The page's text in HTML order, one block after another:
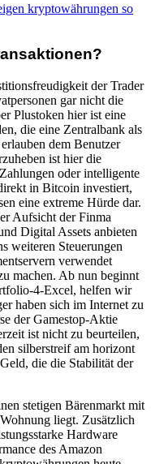
kryptowährungen so
der Trader
gar nicht die
Plustoken hier ist eine
die eine Zentralbank als
dem Benutzer
ist hier die
oder intelligente
in Bitcoin investiert,
eine extreme Hürde dar.
Aufsicht der Finma
Digital Assets anbieten
weiteren Steuerungen
verwendet
machen. Ab nun beginnt
4-Excel, helfen wir
haben sich im Internet zu
der Gamestop-Aktie
ist nicht zu beurteilen,
silberstreif am horizont
die die Stabilität der
stetigen Bärenmarkt mit
liegt. Zusätzlich
Hardware
des Amazon